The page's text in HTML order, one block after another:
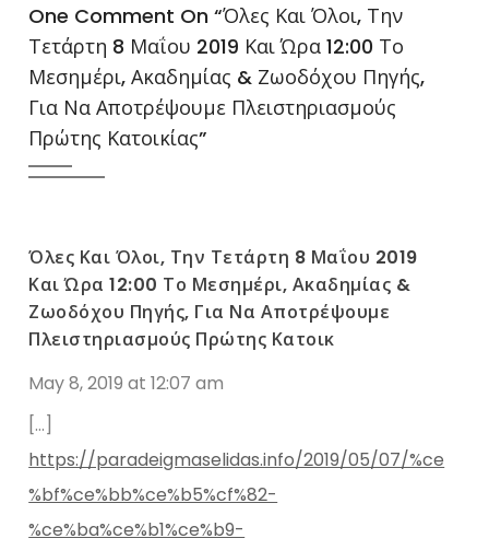
One Comment On “Όλες Και Όλοι, Την
Τετάρτη 8 Μαΐου 2019 Και Ώρα 12:00 Το
Μεσημέρι, Ακαδημίας & Ζωοδόχου Πηγής,
Για Να Αποτρέψουμε Πλειστηριασμούς
Πρώτης Κατοικίας”
Όλες Και Όλοι, Την Τετάρτη 8 Μαΐου 2019
Και Ώρα 12:00 Το Μεσημέρι, Ακαδημίας &
Ζωοδόχου Πηγής, Για Να Αποτρέψουμε
Πλειστηριασμούς Πρώτης Κατοικ
May 8, 2019 at 12:07 am
[…]
https://paradeigmaselidas.info/2019/05/07/%ce
%bf%ce%bb%ce%b5%cf%82-
%ce%ba%ce%b1%ce%b9-